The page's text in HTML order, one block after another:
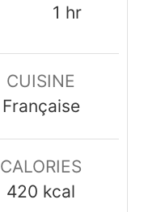
1 hour
hr
CUISINE
Française
CALORIES
420 kcal